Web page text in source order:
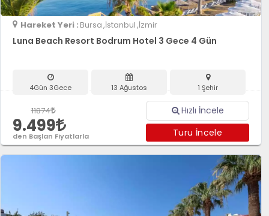
Hareket Yeri : Bursa,İstanbul,İzmir
Luna Beach Resort Bodrum Hotel 3 Gece 4 Gün
4Gün 3Gece 13 Ağustos 1 Şehir
11874
9.499
den Başlan Fiyatlarla
Hızlı İncele
Turu İncele